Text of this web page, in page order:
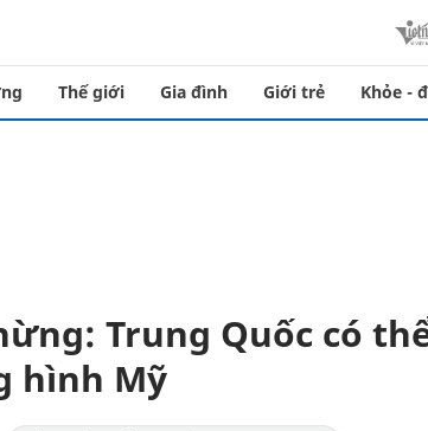
Thế giới Gia đình Giới trẻ Khỏe -
Trung Quốc có
hình Mỹ